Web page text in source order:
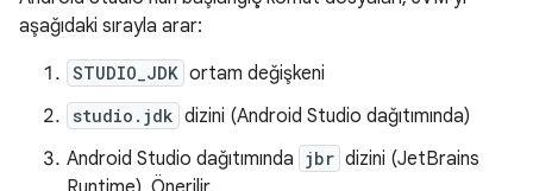
aşağıdaki sırayla arar:
STUDIO_JDK ortam değişkeni
studio.jdk dizini (Android Studio dağıtımında)
Android Studio dağıtımında jbr dizini (JetBrains